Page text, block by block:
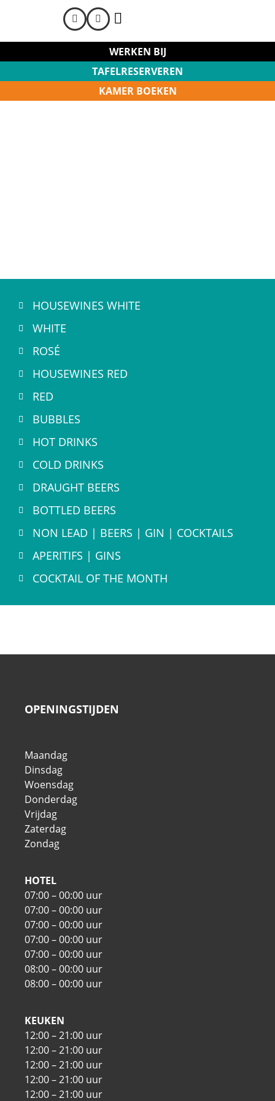
WERKEN BIJ
TAFELRESERVEREN
KAMER BOEKEN
HOUSEWINES WHITE
WHITE
ROSÉ
HOUSEWINES RED
RED
BUBBLES
HOT DRINKS
COLD DRINKS
DRAUGHT BEERS
BOTTLED BEERS
NON LEAD | BEERS | GIN | COCKTAILS
APERITIFS | GINS
COCKTAIL OF THE MONTH
OPENINGSTIJDEN
Maandag
Dinsdag
Woensdag
Donderdag
Vrijdag
Zaterdag
Zondag
HOTEL
07:00 – 00:00 uur
07:00 – 00:00 uur
07:00 – 00:00 uur
07:00 – 00:00 uur
07:00 – 00:00 uur
08:00 – 00:00 uur
08:00 – 00:00 uur
KEUKEN
12:00 – 21:00 uur
12:00 – 21:00 uur
12:00 – 21:00 uur
12:00 – 21:00 uur
12:00 – 21:00 uur